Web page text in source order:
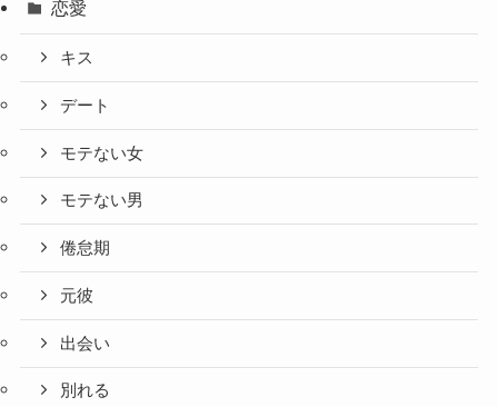
恋愛
キス
デート
モテない女
モテない男
倦怠期
元彼
出会い
別れる